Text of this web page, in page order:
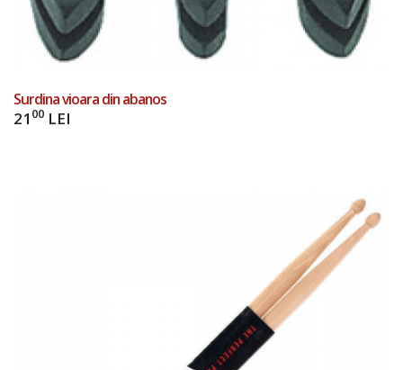
Surdina vioara din abanos
21 00 LEI